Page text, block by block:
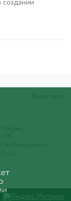
создании
Пермь,
36
30